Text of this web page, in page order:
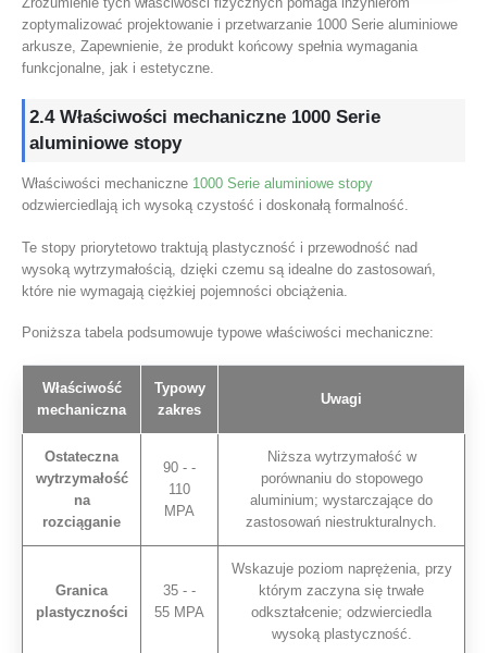
zoptymalizować projektowanie i przetwarzanie 1000 Serie aluminiowe
arkusze, Zapewnienie, że produkt końcowy spełnia wymagania
funkcjonalne, jak i estetyczne.
2.4 Właściwości mechaniczne 1000 Serie
aluminiowe stopy
Właściwości mechaniczne 1000 Serie aluminiowe stopy
odzwierciedlają ich wysoką czystość i doskonałą formalność.
Te stopy priorytetowo traktują plastyczność i przewodność nad
wysoką wytrzymałością, dzięki czemu są idealne do zastosowań,
które nie wymagają ciężkiej pojemności obciążenia.
Poniższa tabela podsumowuje typowe właściwości mechaniczne:
Właściwość
mechaniczna
Typowy
zakres
Uwagi
Ostateczna
wytrzymałość
na
rozciąganie
90 - -
110
MPA
Niższa wytrzymałość w
porównaniu do stopowego
aluminium; wystarczające do
zastosowań niestrukturalnych.
Granica
plastyczności
35 - -
55 MPA
Wskazuje poziom naprężenia, przy
którym zaczyna się trwałe
odkształcenie; odzwierciedla
wysoką plastyczność.